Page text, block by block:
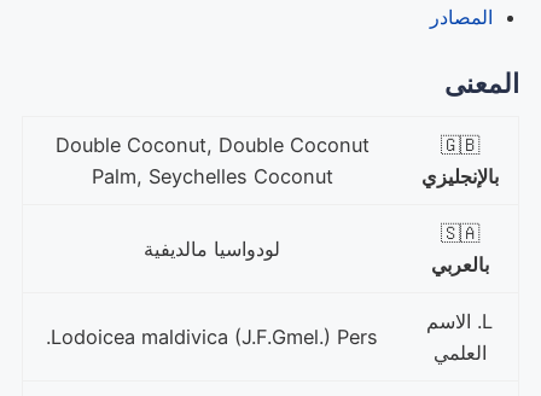
المصادر
المعنى
🇬🇧
بالإنجليزي
Double Coconut, Double Coconut
Palm, Seychelles Coconut
🇸🇦
بالعربي
لودواسيا مالديفية
L. الاسم
العلمي
Lodoicea maldivica (J.F.Gmel.) Pers.